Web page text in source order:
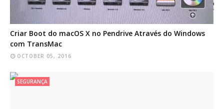
Criar Boot do macOS X no Pendrive Através do Windows
com TransMac
OCTOBER 05, 2016
SEGURANÇA